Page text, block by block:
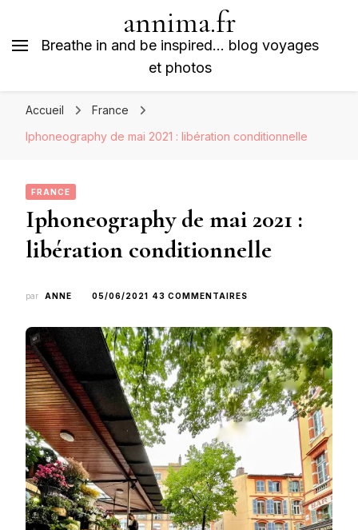
annima.fr
Breathe in and be inspired… blog voyages
et photos
Accueil
France
Iphoneography de mai 2021 : libération conditionnelle
FRANCE
Iphoneography de mai 2021 :
libération conditionnelle
par ANNE 05/06/2021 43 COMMENTAIRES
MAI
2021
:
LIBÉRATION
CONDITIONNELLE